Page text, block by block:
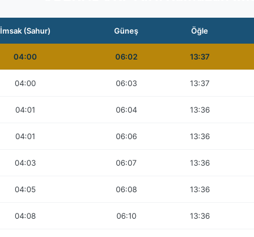
İmsak (Sahur) Güneş Öğle
04:00 06:02 13:37
04:00 06:03 13:37
04:01 06:04 13:36
04:01 06:06 13:36
04:03 06:07 13:36
04:05 06:08 13:36
04:08 06:10 13:36